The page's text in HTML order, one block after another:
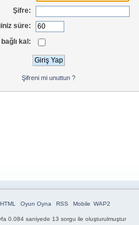
Şifre:
süre:
kal:
Şifreni mi unuttun ?
Oyun Oyna RSS Mobile WAP2
0.084 saniyede 13 sorgu ile oluşturulmuştur